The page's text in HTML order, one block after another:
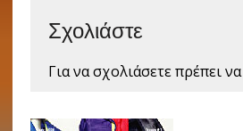
Σχολιάστε
Για να σχολιάσετε πρέπει να